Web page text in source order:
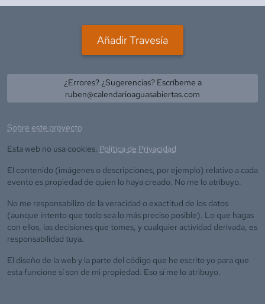
Añadir Travesía
¿Errores? ¿Sugerencias? Escríbeme a
ruben@calendarioaguasabiertas.com
Sobre este proyecto
Esta web no usa cookies. Política de Privacidad
El contenido (imágenes o descripciones, por ejemplo) relativo a cada
evento es propiedad de quien lo haya creado. No me lo atribuyo.
No me responsabilizo de la veracidad o exactitud de los datos
(aunque intento que todo sea lo más preciso posible). Lo que hagas
con ellos, las decisiones que tomes, y cualquier actividad derivada, es
responsabilidad tuya.
El diseño de la web y la parte del código que he escrito yo para que
esta funcione sí son de mi propiedad. Eso sí me lo atribuyo.